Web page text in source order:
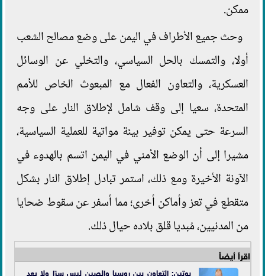
ممكن.
وحث جميع الأطراف في اليمن على وضع مصالح الشعب
أولا، والتمسك بالحل السياسي، والتخلي عن الوسائل
العسكرية، والتعاون الفعال مع المبعوث الخاص للأمم
المتحدة، سعيا إلى وقف شامل لإطلاق النار على وجه
السرعة حتى يمكن توفير بيئة مواتية للعملية السياسية،
مشيرا إلى أن الوضع الأمني في اليمن اتسم بالهدوء في
الآونة الأخيرة ومع ذلك، استمر تبادل إطلاق النار بشكل
متقطع في تعز وأماكن أخرى؛ مما أسفر عن سقوط ضحايا
من المدنيين، مُبديا قلق بلاده حيال ذلك.
اقرأ أيضاً
بوتين: التعاون بين روسيا والصين ليس سرًا ولا يعد